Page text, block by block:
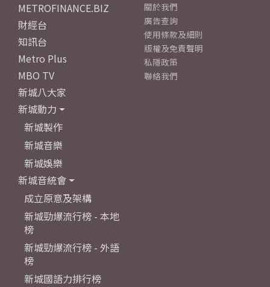
METROFINANCE.BIZ
財經台
知訊台
Metro Plus
MBO TV
新城八大家
新城動力
新城製作
新城音樂
新城娛樂
新城音統會
成立原意及架構
新城勁爆流行榜 - 本地
榜
新城勁爆流行榜 - 外語
榜
新城國語力排行榜
關於我們
廣告查詢
使用條款及細則
版權及免責聲明
私隱政策
聯絡我們